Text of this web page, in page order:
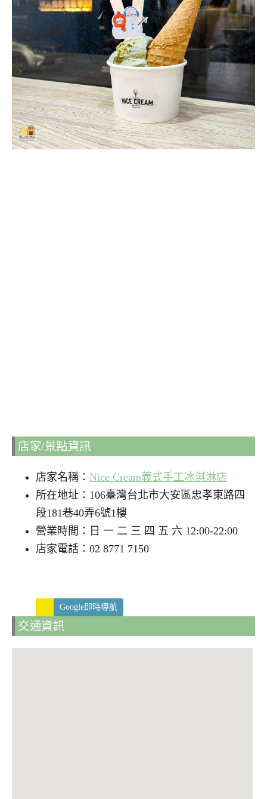
店家/景點資訊
店家名稱： Nice Cream義式手工冰淇淋店
所在地址：106臺灣台北市大安區忠孝東路四
段181巷40弄6號1樓
營業時間：日 一 二 三 四 五 六 12:00-22:00
店家電話：02 8771 7150
Google即時導航
交通資訊